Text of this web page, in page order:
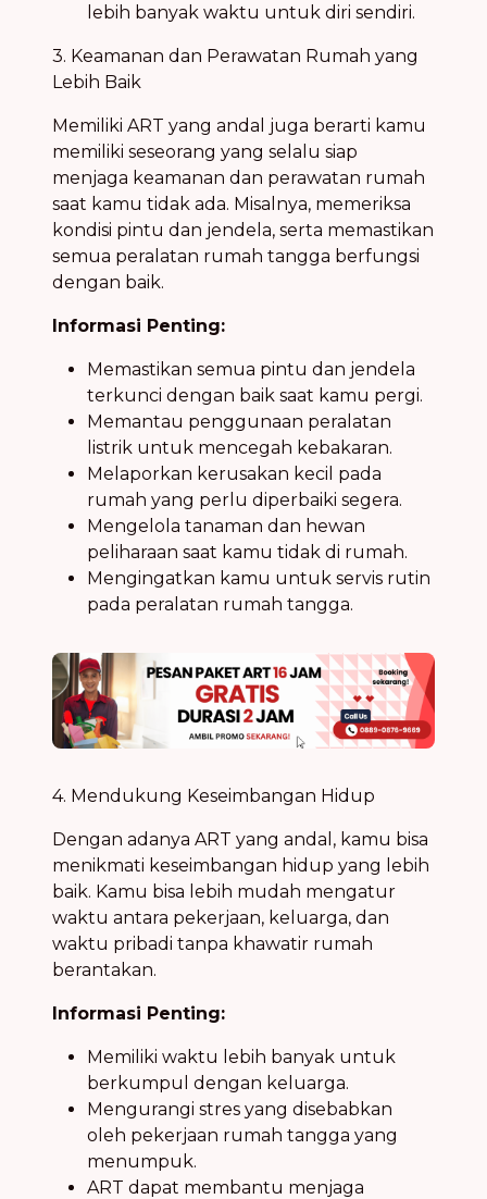
lebih banyak waktu untuk diri sendiri.
3. Keamanan dan Perawatan Rumah yang
Lebih Baik
Memiliki ART yang andal juga berarti kamu
memiliki seseorang yang selalu siap
menjaga keamanan dan perawatan rumah
saat kamu tidak ada. Misalnya, memeriksa
kondisi pintu dan jendela, serta memastikan
semua peralatan rumah tangga berfungsi
dengan baik.
Informasi Penting:
Memastikan semua pintu dan jendela
terkunci dengan baik saat kamu pergi.
Memantau penggunaan peralatan
listrik untuk mencegah kebakaran.
Melaporkan kerusakan kecil pada
rumah yang perlu diperbaiki segera.
Mengelola tanaman dan hewan
peliharaan saat kamu tidak di rumah.
Mengingatkan kamu untuk servis rutin
pada peralatan rumah tangga.
4. Mendukung Keseimbangan Hidup
Dengan adanya ART yang andal, kamu bisa
menikmati keseimbangan hidup yang lebih
baik. Kamu bisa lebih mudah mengatur
waktu antara pekerjaan, keluarga, dan
waktu pribadi tanpa khawatir rumah
berantakan.
Informasi Penting:
Memiliki waktu lebih banyak untuk
berkumpul dengan keluarga.
Mengurangi stres yang disebabkan
oleh pekerjaan rumah tangga yang
menumpuk.
ART dapat membantu menjaga